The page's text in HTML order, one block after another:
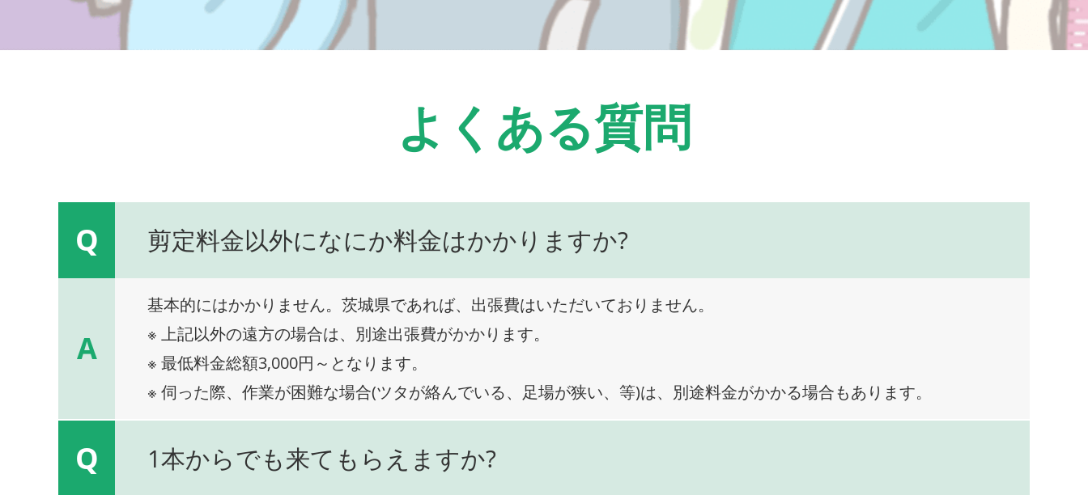
よくある質問
Q 剪定料金以外になにか料金はかかりますか?
A
基本的にはかかりません。茨城県であれば、出張費はいただいておりません。
※ 上記以外の遠方の場合は、別途出張費がかかります。
※ 最低料金総額3,000円～となります。
※ 伺った際、作業が困難な場合(ツタが絡んでいる、足場が狭い、等)は、別途料金がかかる場合もあります。
Q 1本からでも来てもらえますか?